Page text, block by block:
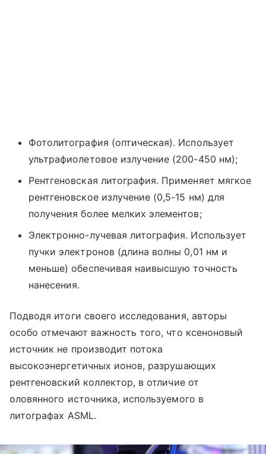
Фотолитография (оптическая). Использует
ультрафиолетовое излучение (200-450 нм);
Рентгеновская литография. Применяет мягкое
рентгеновское излучение (0,5-15 нм) для
получения более мелких элементов;
Электронно-лучевая литография. Использует
пучки электронов (длина волны 0,01 нм и
меньше) обеспечивая наивысшую точность
нанесения.
Подводя итоги своего исследования, авторы
особо отмечают важность того, что ксеноновый
источник не производит потока
высокоэнергетичных ионов, разрушающих
рентгеновский коллектор, в отличие от
оловянного источника, используемого в
литографах ASML.